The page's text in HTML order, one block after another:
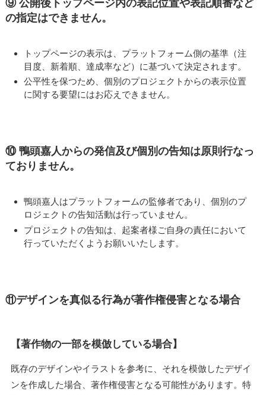
⑨ 公開後トップページ内の表記位置や表記順番など
の指定はできません。
トップページの表示は、プラットフォーム側の基準（注
目度、新着順、達成率など）に基づいて決定されます。
公平性を保つため、個別のプロジェクトからの表示位置
に関する要望にはお応えできません。
⑩ 鴨頭嘉人からの発信及び個別の告知は原則行なっ
ておりません。
鴨頭嘉人はプラットフォームの監修者であり、個別のプ
ロジェクトの告知活動は行っていません。
プロジェクトの告知は、起案者様ご自身の責任において
行っていただくようお願いいたします。
⑪デザインを真似る行為が著作権侵害となる場合
【著作物の一部を模倣している場合】
既存のデザインやイラストを参考に、それを模倣したデザイ
ンを作成した場合、著作権侵害となる可能性があります。特